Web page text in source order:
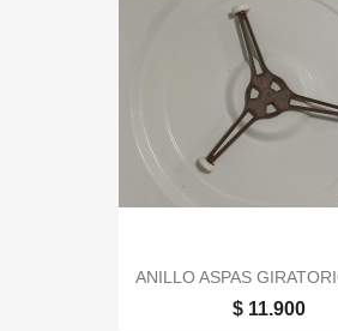
ANILLO ASPAS
$ 11.900